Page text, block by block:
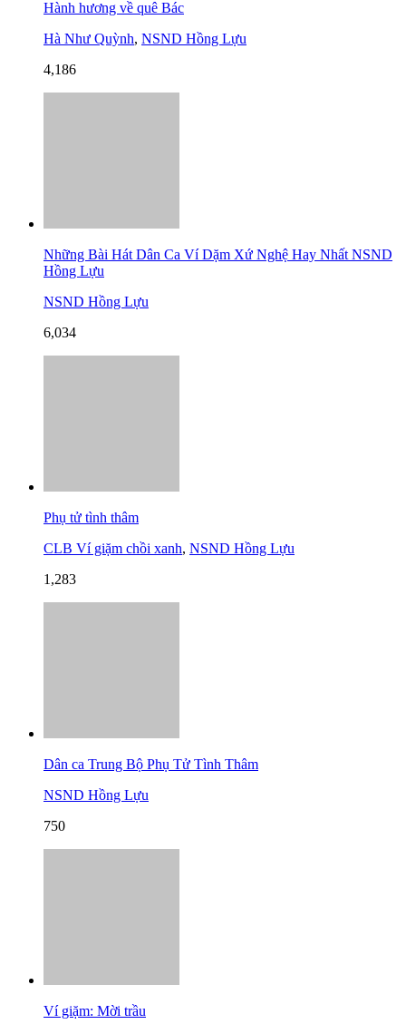
Hành hương về quê Bác
Hà Như Quỳnh, NSND Hồng Lựu
4,186
Những Bài Hát Dân Ca Ví Dặm Xứ Nghệ Hay Nhất NSND
Hồng Lựu
NSND Hồng Lựu
6,034
Phụ tử tình thâm
CLB Ví giặm chồi xanh, NSND Hồng Lựu
1,283
Dân ca Trung Bộ Phụ Tử Tình Thâm
NSND Hồng Lựu
750
Ví giặm: Mời trầu